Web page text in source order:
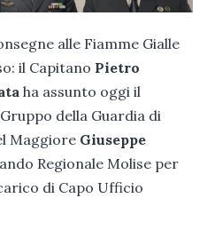
alle Fiamme Gialle
il Capitano Pietro
ha assunto oggi il
della Guardia di
Maggiore Giuseppe
Regionale Molise per
di Capo Ufficio